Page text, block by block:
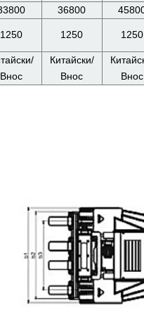
36800
1250 1250 1250
Внос
Китайски/
Внос
Внос